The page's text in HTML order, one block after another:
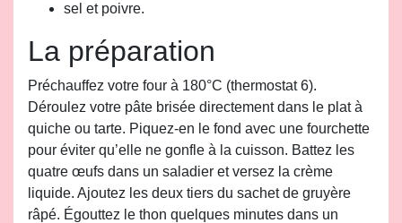
sel et poivre.
La préparation
Préchauffez votre four à 180°C (thermostat 6).
Déroulez votre pâte brisée directement dans le plat à
quiche ou tarte. Piquez-en le fond avec une fourchette
pour éviter qu’elle ne gonfle à la cuisson. Battez les
quatre œufs dans un saladier et versez la crème
liquide. Ajoutez les deux tiers du sachet de gruyère
râpé. Égouttez le thon quelques minutes dans un